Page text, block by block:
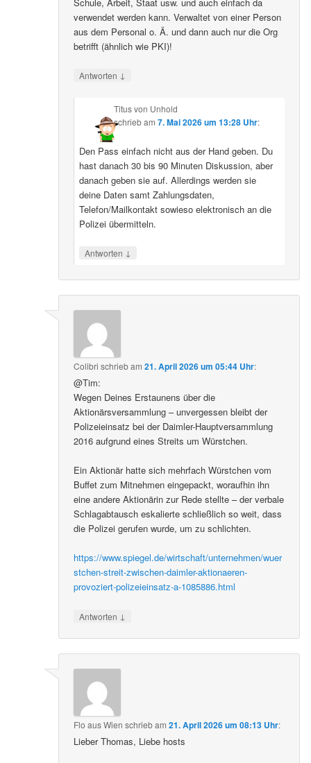
verwendet werden kann. Verwaltet von einer Person
aus dem Personal o. Ä. und dann auch nur die Org
betrifft (ähnlich wie PKI)!
Antworten ↓
Titus von Unhold
schriebam 7. Mai 2026 um 13:28 Uhr:
Den Pass einfach nicht aus der Hand geben. Du
hast danach 30 bis 90 Minuten Diskussion, aber
danach geben sie auf. Allerdings werden sie
deine Daten samt Zahlungsdaten,
Telefon/Mailkontakt sowieso elektronisch an die
Polizei übermitteln.
Antworten ↓
Colibri schriebam21. April 2026 um 05:44 Uhr:
@Tim:
Wegen Deines Erstaunens über die
Aktionärsversammlung – unvergessen bleibt der
Polizeieinsatz bei der Daimler-Hauptversammlung
2016 aufgrund eines Streits um Würstchen.
Ein Aktionär hatte sich mehrfach Würstchen vom
Buffet zum Mitnehmen eingepackt, woraufhin ihn
eine andere Aktionärin zur Rede stellte – der verbale
Schlagabtausch eskalierte schließlich so weit, dass
die Polizei gerufen wurde, um zu schlichten.
https://www.spiegel.de/wirtschaft/unternehmen/wuer
stchen-streit-zwischen-daimler-aktionaeren-
provoziert-polizeieinsatz-a-1085886.html
Antworten ↓
Flo aus Wien schriebam21. April 2026 um 08:13 Uhr:
Lieber Thomas, Liebe hosts